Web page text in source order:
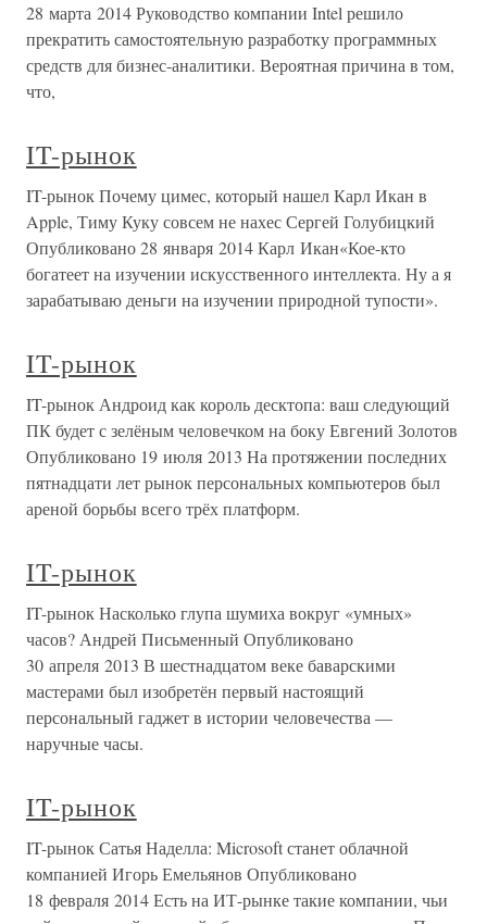
28 марта 2014 Руководство компании Intel решило
прекратить самостоятельную разработку программных
средств для бизнес-аналитики. Вероятная причина в том,
что,
IT-рынок
IT-рынок Почему цимес, который нашел Карл Икан в
Apple, Тиму Куку совсем не нахес Сергей Голубицкий
Опубликовано 28 января 2014 Карл Икан«Кое-кто
богатеет на изучении искусственного интеллекта. Ну а я
зарабатываю деньги на изучении природной тупости».
IT-рынок
IT-рынок Андроид как король десктопа: ваш следующий
ПК будет с зелёным человечком на боку Евгений Золотов
Опубликовано 19 июля 2013 На протяжении последних
пятнадцати лет рынок персональных компьютеров был
ареной борьбы всего трёх платформ.
IT-рынок
IT-рынок Насколько глупа шумиха вокруг «умных»
часов? Андрей Письменный Опубликовано
30 апреля 2013 В шестнадцатом веке баварскими
мастерами был изобретён первый настоящий
персональный гаджет в истории человечества —
наручные часы.
IT-рынок
IT-рынок Сатья Наделла: Microsoft станет облачной
компанией Игорь Емельянов Опубликовано
18 февраля 2014 Есть на ИТ-рынке такие компании, чьи